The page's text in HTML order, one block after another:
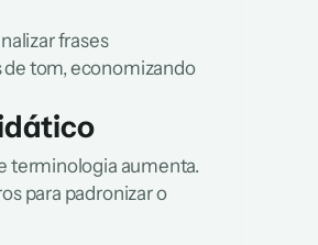
frases
de tom, economizando
terminologia aumenta.
para padronizar o